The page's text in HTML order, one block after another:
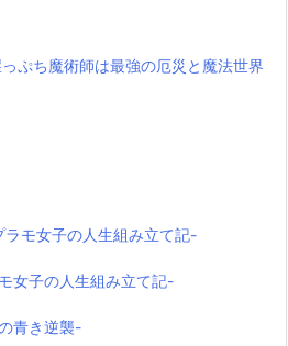
ぷち魔術師は最強の厄災と魔法世界
モ女子の人生組み立て記-
女子の人生組み立て記-
青き逆襲-